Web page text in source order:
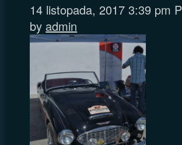
14 listopada, 2017 3:39 pm
by admin